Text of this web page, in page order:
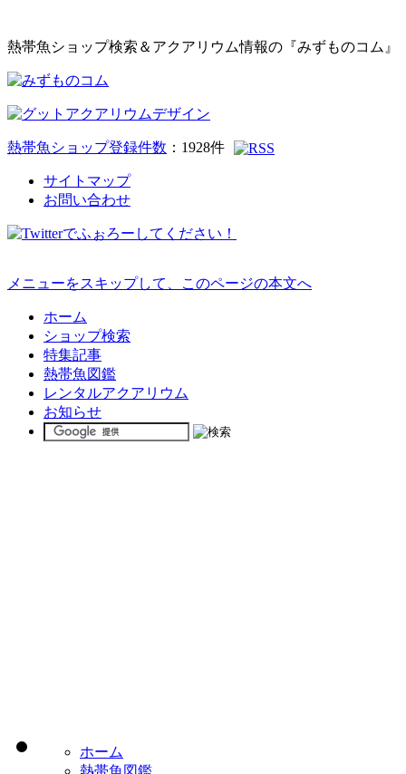
熱帯魚ショップ検索＆アクアリウム情報の『みずものコム』
熱帯魚ショップ登録件数 ： 1928件
サイトマップ
お問い合わせ
メニューをスキップして、このページの本文へ
ホーム
ショップ検索
特集記事
熱帯魚図鑑
レンタルアクアリウム
お知らせ
ホーム
熱帯魚図鑑